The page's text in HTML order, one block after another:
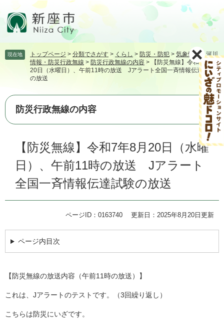
頭飛
本
へ
現在地 トップページ > 分類でさがす > くらし > 防災・防犯 > 気象情報・河川
情報・防災行政無線 > 防災行政無線の内容 >
【防災無線】令和7年8月
20日（水曜日）、午前11時の放送 Jアラート全国一斉情報伝達試験
の放送
防災行政無線の内容
【防災無線】令和7年8月20日（水曜
日）、午前11時の放送 Jアラート
全国一斉情報伝達試験の放送
ページID：0163740 更新日：2025年8月20日更新
ページ内目次
【防災無線の放送内容（午前11時の放送）】
これは、Jアラートのテストです。（3回繰り返し）
こちらは防災にいざです。